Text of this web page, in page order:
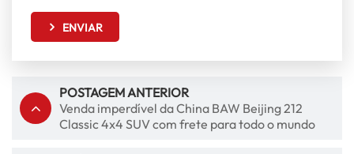
ENVIAR
POSTAGEM ANTERIOR
Venda imperdível da China BAW Beijing 212
Classic 4x4 SUV com frete para todo o mundo